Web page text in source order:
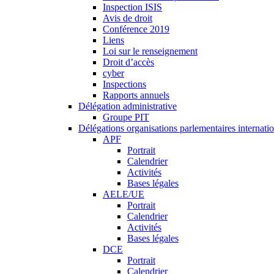
Inspection ISIS
Avis de droit
Conférence 2019
Liens
Loi sur le renseignement
Droit d’accès
cyber
Inspections
Rapports annuels
Délégation administrative
Groupe PIT
Délégations organisations parlementaires
APF
Portrait
Calendrier
Activités
Bases légales
AELE/UE
Portrait
Calendrier
Activités
Bases légales
DCE
Portrait
Calendrier